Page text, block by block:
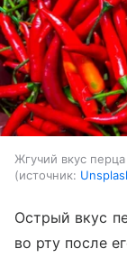
Жгучий вкус
источник:
Острый вкус
во рту после